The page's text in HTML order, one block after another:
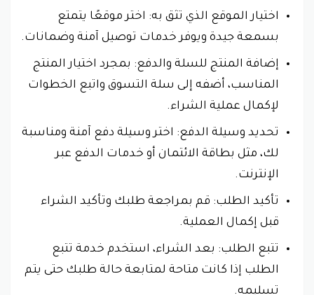
اختيار الموقع الذي تثق به: اختر موقعًا يتمتع
بسمعة جيدة ويوفر خدمات توصيل آمنة وضمانات.
إضافة المنتج للسلة والدفع: بمجرد اختيار المنتج
المناسب، أضفه إلى سلة التسوق واتبع الخطوات
لإكمال عملية الشراء.
تحديد وسيلة الدفع: اختر وسيلة دفع آمنة ومناسبة
لك، مثل بطاقة الائتمان أو خدمات الدفع عبر
الإنترنت.
تأكيد الطلب: قم بمراجعة طلبك وتأكيد الشراء
قبل إكمال العملية.
تتبع الطلب: بعد الشراء، استخدم خدمة تتبع
الطلب إذا كانت متاحة لمتابعة حالة طلبك حتى يتم
تسليمه.